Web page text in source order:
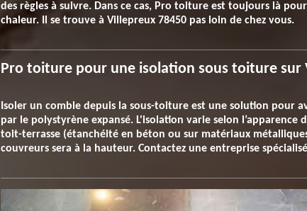
des règles à suivre. Dans ce cas, Pro toiture est toujours là
chaleur. Il se trouve à Villepreux 78450 pas loin de chez vous.
Pro toiture pour une isolation sous toiture sur
Isoler un comble depuis la sous-toiture est une solution pour
par le polystyrène expansé. L'isolation varie selon
toit-terrasse (étanchéité en béton ou sur matériaux
couvreurs sera à la hauteur. Contactez une entreprise